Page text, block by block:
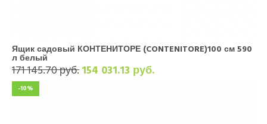
Ящик садовый КОНТЕНИТОРЕ (CONTENITORE)100 см 590
л белый
171 145.70 руб.154 031.13 руб.
-10%